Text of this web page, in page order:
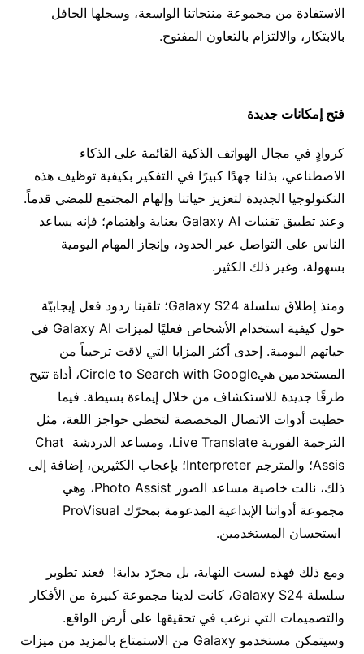
الاستفادة من مجموعة منتجاتنا الواسعة، وسجلها الحافل
بالابتكار، والالتزام بالتعاون المفتوح.
فتح إمكانات جديدة
كروادٍ في مجال الهواتف الذكية القائمة على الذكاء
الاصطناعي، بذلنا جهدًا كبيرًا في التفكير بكيفية توظيف هذه
التكنولوجيا الجديدة لتعزيز حياتنا وإلهام المجتمع للمضي قدماً.
وعند تطبيق تقنيات Galaxy AI بعناية واهتمام؛ فإنه يساعد
الناس على التواصل عبر الحدود، وإنجاز المهام اليومية
بسهولة، وغير ذلك الكثير.
ومنذ إطلاق سلسلة Galaxy S24؛ تلقينا ردود فعل إيجابيّة
حول كيفية استخدام الأشخاص فعليًا لميزات Galaxy AI في
حياتهم اليومية. إحدى أكثر المزايا التي لاقت ترحيباً من
المستخدمين هيCircle to Search with Google، أداة تتيح
طرقًا جديدة للاستكشاف من خلال إيماءة بسيطة. فيما
حظيت أدوات الاتصال المخصصة لتخطي حواجز اللغة، مثل
الترجمة الفورية Live Translate، ومساعد الدردشة Chat
Assis؛ والمترجم Interpreter؛ بإعجاب الكثيرين، إضافة إلى
ذلك، نالت خاصية مساعد الصور Photo Assist، وهي
مجموعة أدواتنا الإبداعية المدعومة بمحرّك ProVisual
استحسان المستخدمين.
ومع ذلك فهذه ليست النهاية، بل مجرّد بداية! فعند تطوير
سلسلة Galaxy S24، كانت لدينا مجموعة كبيرة من الأفكار
والتصميمات التي نرغب في تحقيقها على أرض الواقع.
وسيتمكن مستخدمو Galaxy من الاستمتاع بالمزيد من ميزات